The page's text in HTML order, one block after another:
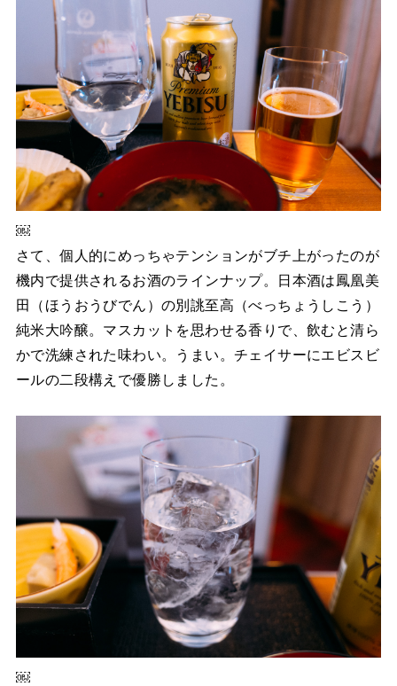
￼
さて、個人的にめっちゃテンションがブチ上がったのが
機内で提供されるお酒のラインナップ。日本酒は鳳凰美
田（ほうおうびでん）の別誂至高（べっちょうしこう）
純米大吟醸。マスカットを思わせる香りで、飲むと清ら
かで洗練された味わい。うまい。チェイサーにエビスビ
ールの二段構えで優勝しました。
￼